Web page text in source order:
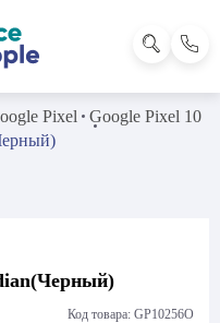
Pixel
Google Pixel 10
Код товара: GP10256O